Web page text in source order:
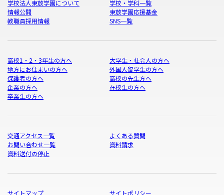
学校法人東放学園について
学校・学科一覧
情報公開
東放学園応援基金
教職員採用情報
SNS一覧
高校1・2・3年生の方へ
大学生・社会人の方へ
地方にお住まいの方へ
外国人留学生の方へ
保護者の方へ
高校の先生方へ
企業の方へ
在校生の方へ
卒業生の方へ
交通アクセス一覧
よくある質問
お問い合わせ一覧
資料請求
資料送付の停止
サイトマップ
サイトポリシー